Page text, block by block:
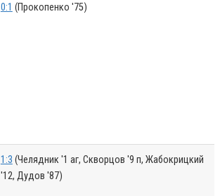
0:1 (Прокопенко '75)
1:3 (Челядник '1 аг, Скворцов '9 п, Жабокрицкий
'12, Дудов '87)